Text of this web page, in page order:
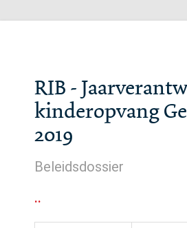
RIB -
kinderopvang
2019
Beleidsdossier
..